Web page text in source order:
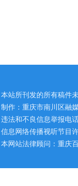
本站所刊发的所有稿件
制作：重庆市南川区融
违法和不良信息举报电
信息网络传播视听节目
本网站法律顾问：重庆